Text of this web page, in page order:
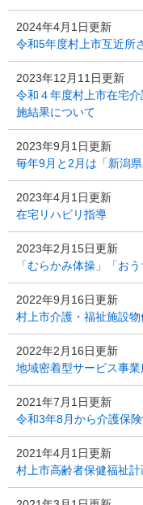
2024年4月1日更新
令和5年度村上市互近所
2023年12月11日更新
令和４年度村上市在宅
施結果について
2023年9月1日更新
毎年9月と2月は「新潟
2023年4月1日更新
在宅リハビリ指導
2023年2月15日更新
「むらかみ体操」「お
2022年9月16日更新
村上市介護・福祉施設
2022年2月16日更新
地域密着型サービス事
2021年7月1日更新
令和3年8月から介護保
2021年4月1日更新
村上市高齢者保健福祉